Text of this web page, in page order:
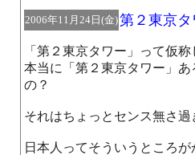
2006年11月24日(金)第２東京
「第２東京タワー」って仮
本当に「第２東京タワー」
の？
それはちょっとセンス無さ
日本人ってそういうところ